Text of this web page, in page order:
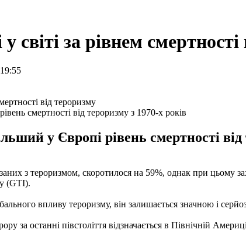
світі за рівнем
смертності від тероризму з 1970-х років
у Європі рівень смертності
з тероризмом, скоротилося на 59%, однак при цьому
(GTI).
впливу тероризму, він залишається значною і
за останні півстоліття відзначається в Північній